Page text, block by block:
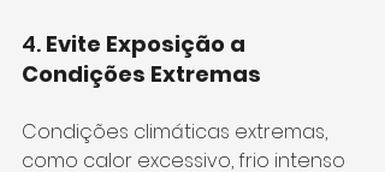
4. Evite Exposição a
Condições Extremas
Condições climáticas extremas,
como calor excessivo, frio intenso